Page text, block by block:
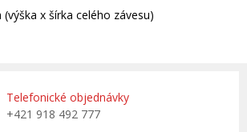
(výška x šírka celého závesu)
Telefonické objednávky
+421 918 492 777